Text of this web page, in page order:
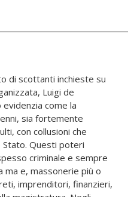
di scottanti inchieste su
Luigi de
come la
sia fortemente
con collusioni che
Stato. Questi poteri
criminale e sempre
ma e, massonerie più o
imprenditori, finanzieri,